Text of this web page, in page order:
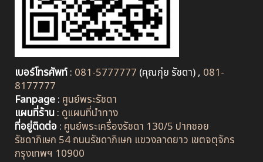
เบอร์โทรศัพท์: 081-5777777 (คุณกุ่ย รัชดา) , 081-
8177777
Fanpage: ศูนย์พระรัชดา
แผนที่ร้าน: ดูแผนที่นำทาง
ที่อยู่ติดต่อ: ศูนย์พระเครื่องรัชดา 130/5 ปากซอย
รัชดาภิเษก 54 ถนนรัชดาภิเษก แขวงลาดยาว เขตจตุจักร
กรุงเทพฯ 10900